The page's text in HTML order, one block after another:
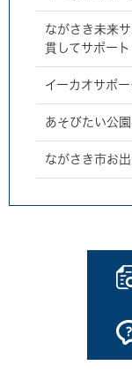
ながさき未来
貫してサポート
イーカオサポ
あそびたい公
ながさき市お